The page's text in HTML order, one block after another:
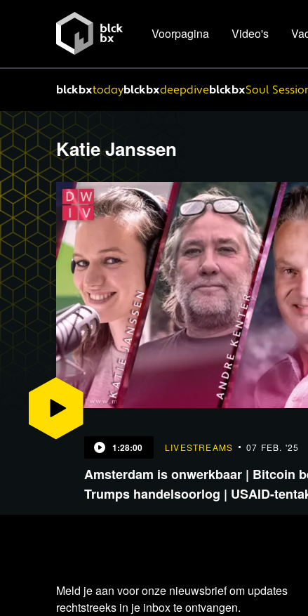
Voorpagina Video's
blckbxtodayblckbxdeepdiveblckbxSoul
Katie Janssen
1:28:00 LIVESTREAMS 07 FEB. '25
Amsterdam is onwerkbaar | Bitcoin
Trumps handelsoorlog | USAID-
Meld je aan voor onze nieuwsbrief om updates
rechtstreeks in je inbox te ontvangen.